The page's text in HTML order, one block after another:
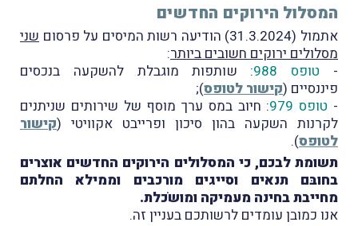
המסלול הירוקים החדשים
אתמול (31.3.2024) הודיעה רשות המיסים על פרסום
שני
מסלולים ירוקים חשובים ביותר:
- טופס 988
: שותפות מוגבלת להשקעה בנכסים
פיננסיים (קישור לטופס);
- טופס 979
: חיוב במס ערך מוסף של שירותים שניתנים
לקרנות השקעה בהון סיכון ופרייבט אקוויטי (קישור
לטופס).
תשומת לבכם, כי המסלולים הירוקים החדשים אוצרים
בחובּם תנאים וסייגים מורכבים וממילא החלתם
מחייבת בחינה מעמיקה ומושֹכלת.
אנו כמובן עומדים לרשותכם בעניין זה.